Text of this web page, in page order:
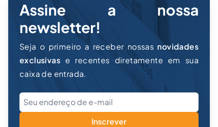
Assine a nossa
newsletter!
Seja o primeiro a receber nossas novidades
exclusivas e recentes diretamente em sua
caixa de entrada.
Inscrever